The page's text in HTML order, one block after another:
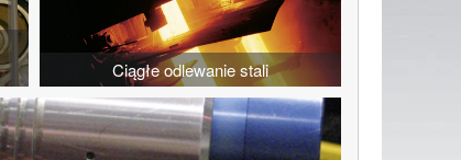
Ciągłe odlewanie stali